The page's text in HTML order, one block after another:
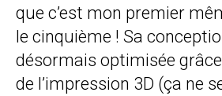
que c’est mon premier
le cinquième ! Sa
désormais optimisée
de l’impression 3D (ça ne